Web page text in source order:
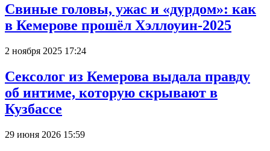
Свиные головы, ужас и «дурдом»: как
в Кемерове прошёл Хэллоуин-2025
2 ноября 2025 17:24
Сексолог из Кемерова выдала правду
об интиме, которую скрывают в
Кузбассе
29 июня 2026 15:59